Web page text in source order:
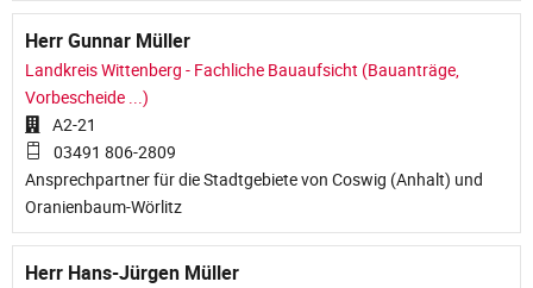
Herr Gunnar Müller
Landkreis Wittenberg - Fachliche Bauaufsicht (Bauanträge,
Vorbescheide ...)
A2-21
03491 806-2809
Ansprechpartner für die Stadtgebiete von Coswig (Anhalt) und
Oranienbaum-Wörlitz
Herr Hans-Jürgen Müller